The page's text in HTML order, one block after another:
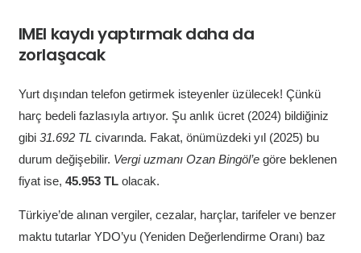
IMEI kaydı yaptırmak daha da
zorlaşacak
Yurt dışından telefon getirmek isteyenler üzülecek! Çünkü
harç bedeli fazlasıyla artıyor. Şu anlık ücret (2024) bildiğiniz
gibi 31.692 TL civarında. Fakat, önümüzdeki yıl (2025) bu
durum değişebilir. Vergi uzmanı Ozan Bingöl’egöre beklenen
fiyat ise, 45.953 TLolacak.
Türkiye’de alınan vergiler, cezalar, harçlar, tarifeler ve benzer
maktu tutarlar YDO’yu (Yeniden Değerlendirme Oranı) baz